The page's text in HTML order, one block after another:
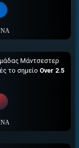
Μάντσεστερ
το σημείο Over 2.5